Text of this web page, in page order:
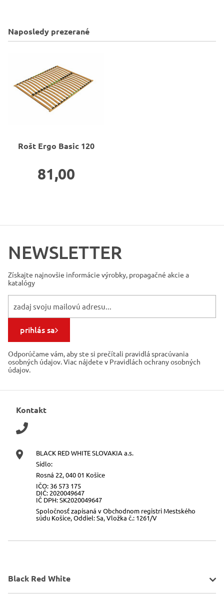
Naposledy prezerané
Rošt Ergo Basic 120
81,00
NEWSLETTER
Získajte najnovšie informácie výrobky, propagačné akcie a
katalógy
prihlás sa
Odporúčame vám, aby ste si prečítali pravidlá spracúvania
osobných údajov. Viac nájdete v Pravidlách ochrany osobných
údajov.
Kontakt
BLACK RED WHITE SLOVAKIA a.s.
Sídlo:
Rosná 22, 040 01 Košice
IČO: 36 573 175
DIČ: 2020049647
IČ DPH: SK2020049647
Spoločnosť zapísaná v Obchodnom registri Mestského
súdu Košice, Oddiel: Sa, Vložka č.: 1261/V
Black Red White